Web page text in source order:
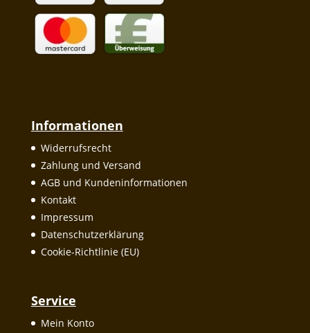
Informationen
Widerrufsrecht
Zahlung und Versand
AGB und Kundeninformationen
Kontakt
Impressum
Datenschutzerklärung
Cookie-Richtlinie (EU)
Service
Mein Konto